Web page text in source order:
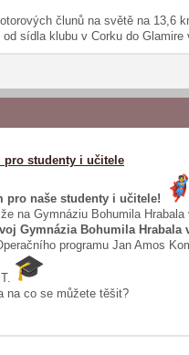
člunů na světě na 13,6
od sídla klubu v Corku do Glamire
pro studenty i učitele
pro naše studenty i učitele!
na Gymnáziu Bohumila Hrabala
Gymnázia Bohumila Hrabala
programu Jan Amos
na co se můžete těšit?